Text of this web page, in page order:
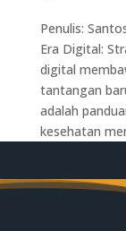
Penulis:
Era Digital:
digital
tantangan
adalah
kesehatan